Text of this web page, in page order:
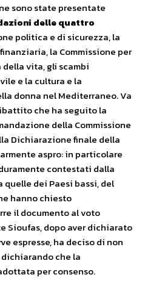
sono state presentate
delle quattro
politica e di sicurezza, la
la Commissione per
vita, gli scambi
e la cultura e la
donna nel Mediterraneo. Va
che ha seguito la
della Commissione
Dichiarazione finale della
aspro: in particolare
contestati dalla
dei Paesi bassi, del
hanno chiesto
il documento al voto
Sioufas, dopo aver dichiarato
espresse, ha deciso di non
che la
per consenso.